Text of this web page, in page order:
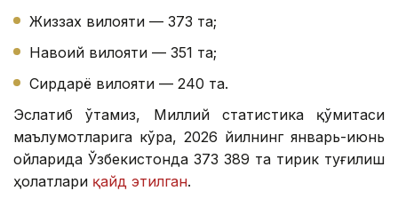
Жиззах вилояти — 373 та;
Навоий вилояти — 351 та;
Сирдарё вилояти — 240 та.
Эслатиб ўтамиз, Миллий статистика қўмитаси
маълумотларига кўра, 2026 йилнинг январь-июнь
ойларида Ўзбекистонда 373 389 та тирик туғилиш
ҳолатлари қайд этилган.